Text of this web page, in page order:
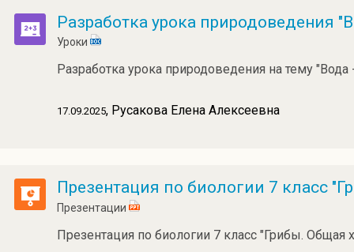
Разработка урока природоведения
Уроки
Разработка урока природоведения на тему
17.09.2025, Русакова Елена Алексеевна
Презентация по биологии 7 класс
Презентации
Презентация по биологии 7 класс "Грибы. Общая